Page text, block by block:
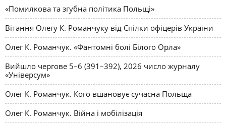
«Помилкова та згубна політика Польщі»
Вітання Олегу К. Романчуку від Спілки офіцерів України
Олег К. Романчук. «Фантомні болі Білого Орла»
Вийшло чергове 5–6 (391–392), 2026 число журналу
«Універсум»
Олег К. Романчук. Кого вшановує сучасна Польща
Олег К. Романчук. Війна і мобілізація